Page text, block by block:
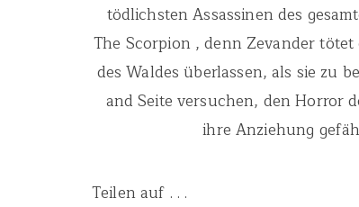
tödlichsten Assassinen des
The Scorpion , denn Zevander
des Waldes überlassen, als sie zu
and Seite versuchen, den Horror
ihre Anziehung
Teilen auf . . .